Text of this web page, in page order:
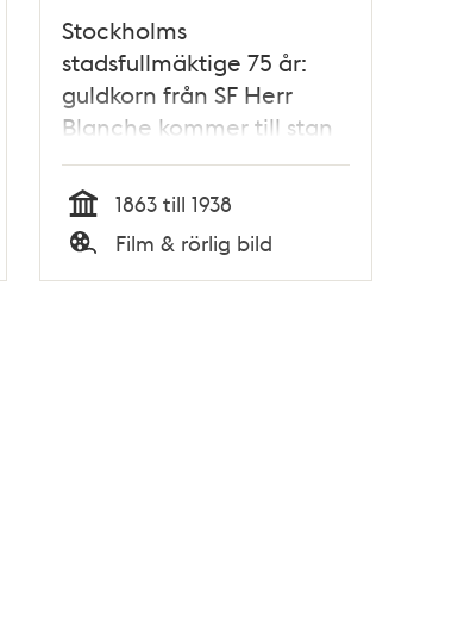
Stockholms
stadsfullmäktige 75 år:
guldkorn från SF Herr
Blanche kommer till stan
1938
Tid
1863 till 1938
Typ
Film & rörlig bild